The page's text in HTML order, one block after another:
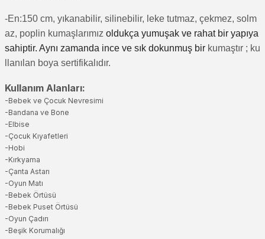
-En:150 cm, yıkanabilir, silinebilir, leke tutmaz, çekmez, solm
az, poplin kumaşlarımız oldukça yumuşak ve rahat bir yapıya
sahiptir. Aynı zamanda ince ve sık dokunmuş bir kumaştır ; ku
llanılan boya sertifikalıdır.
Kullanım Alanları:
-Bebek ve Çocuk Nevresimi
-Bandana ve Bone
-Elbise
-Çocuk Kıyafetleri
-Hobi
-Kırkyama
-Çanta Astarı
-Oyun Matı
-Bebek Örtüsü
-Bebek Puset Örtüsü
-Oyun Çadırı
-Beşik Korumalığı